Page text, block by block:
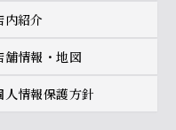
店内紹介
店舗情報・地図
個人情報保護方針